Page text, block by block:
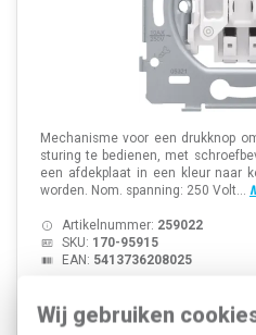
Wij gebruiken
Mechanisme voor een drukknop
sturing te bedienen, met
een afdekplaat in een kleur naar
worden. Nom. spanning: 250 Volt...
Artikelnummer: 259022
SKU: 170-95915
EAN: 5413736208025
Voorraad:0